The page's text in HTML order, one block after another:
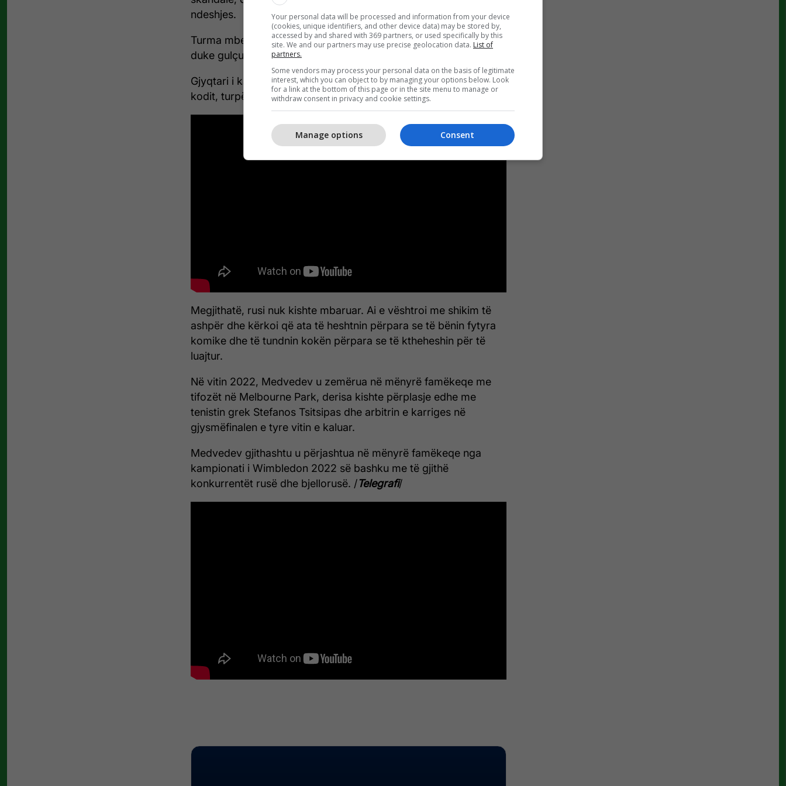
ndeshjes.
Turma mbeti e shtangur nga sulmi i tij i drejtpërdrejtë ndaj tifozit,
duke gulçuar në mënyrë të dëgjueshme.
Gjyqtari i karriges veproi menjëherë, duke thënë: “Shkelje e
kodit, turpësi e dëgjueshme, paralajmërim z. Medvedev”.
Megjithatë, rusi nuk kishte mbaruar. Ai e vështroi me shikim të
ashpër dhe kërkoi që ata të heshtnin përpara se të bënin fytyra
komike dhe të tundnin kokën përpara se të ktheheshin për të
luajtur.
Në vitin 2022, Medvedev u zemërua në mënyrë famëkeqe me
tifozët në Melbourne Park, derisa kishte përplasje edhe me
tenistin grek Stefanos Tsitsipas dhe arbitrin e karriges në
gjysmëfinalen e tyre vitin e kaluar.
Medvedev gjithashtu u përjashtua në mënyrë famëkeqe nga
kampionati i Wimbledon 2022 së bashku me të gjithë
konkurrentët rusë dhe bjellorusë. /Telegrafi/
Your personal data will be processed and information from your device
(cookies, unique identifiers, and other device data) may be stored by,
accessed by and shared with 369 partners, or used specifically by this
site. We and our partners may use precise geolocation data. List of
partners.
Some vendors may process your personal data on the basis of legitimate
interest, which you can object to by managing your options below. Look
for a link at the bottom of this page or in the site menu to manage or
withdraw consent in privacy and cookie settings.
Consent
Manage options